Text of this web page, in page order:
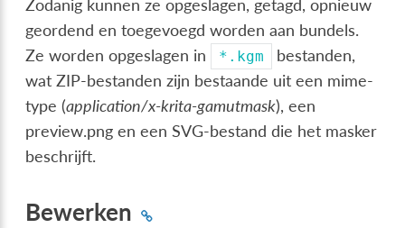
Zodanig kunnen ze opgeslagen, getagd, opnieuw
geordend en toegevoegd worden aan bundels.
Ze worden opgeslagen in
*.kgm
bestanden,
wat ZIP-bestanden zijn bestaande uit een mime-
type (application/x-krita-gamutmask), een
preview.png en een SVG-bestand die het masker
beschrijft.
Bewerken